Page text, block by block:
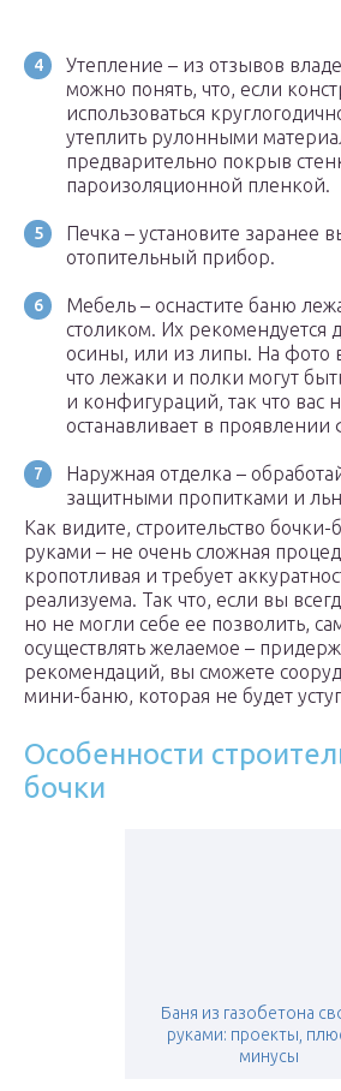
Утепление – из отзывов
можно понять, что, если
использоваться
утеплить рулонными
предварительно покрыв
пароизоляционной пленкой.
Печка – установите заранее
отопительный прибор.
Мебель – оснастите баню
столиком. Их рекомендуется
осины, или из липы. На фото
что лежаки и полки могут
и конфигураций, так что вас
останавливает в проявлении
Наружная отделка –
защитными пропитками и
Как видите, строительство
руками – не очень сложная
кропотливая и требует
реализуема. Так что, если вы
но не могли себе ее позволить,
осуществлять желаемое –
рекомендаций, вы сможете
мини-баню, которая не будет
Особенности
бочки
Баня из газобетона
руками: проекты,
минусы